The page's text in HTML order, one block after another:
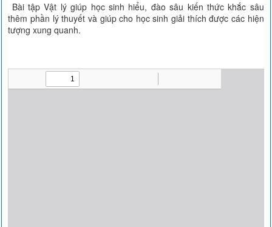
Bài tập Vật lý giúp học sinh hiểu, đào sâu kiến thức khắc sâu
thêm phần lý thuyết và giúp cho học sinh giải thích được các hiện
tượng xung quanh.